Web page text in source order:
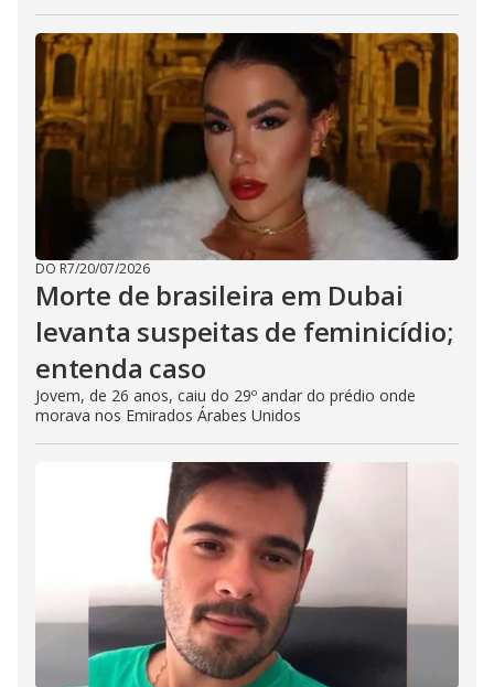
DO R7/20/07/2026
Morte de brasileira em Dubai
levanta suspeitas de feminicídio;
entenda caso
Jovem, de 26 anos, caiu do 29º andar do prédio onde
morava nos Emirados Árabes Unidos